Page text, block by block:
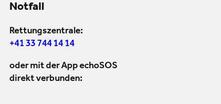
Notfall
Rettungszentrale:
+41 33 744 14 14
oder mit der App echoSOS
direkt verbunden: